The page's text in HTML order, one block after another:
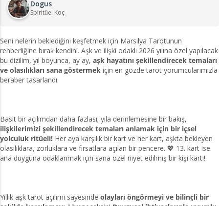
Dogus
Spiritüel Koç
Seni nelerin beklediğini keşfetmek için Marsilya Tarotunun
rehberliğine bırak kendini. Aşk ve ilişki odaklı 2026 yılına özel yapılacak
bu dizilim, yıl boyunca, ay ay, aşk hayatını şekillendirecek temaları
ve olasılıkları sana göstermek için en gözde tarot yorumcularımızla
beraber tasarlandı.
Basit bir açılımdan daha fazlası; yıla derinlemesine bir bakış,
ilişkilerimizi şekillendirecek temaları anlamak için bir içsel
yolculuk ritüeli! Her aya karşılık bir kart ve her kart, aşkta bekleyen
olasılıklara, zorluklara ve fırsatlara açılan bir pencere. 💖 13. kart ise
ana duyguna odaklanmak için sana özel niyet edilmiş bir kişi kartı!
Yıllık aşk tarot açılımı sayesinde olayları öngörmeyi ve bilinçli bir